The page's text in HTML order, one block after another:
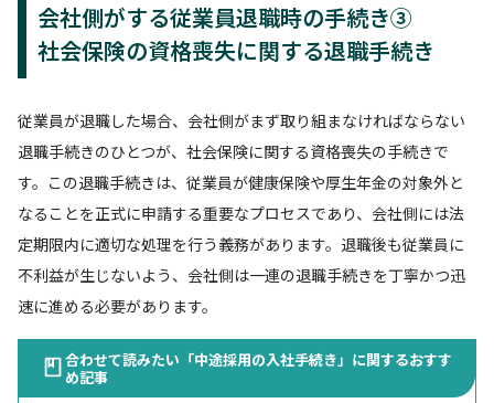
会社側がする従業員退職時の手続き③
社会保険の資格喪失に関する退職手続き
従業員が退職した場合、会社側がまず取り組まなければならない
退職手続きのひとつが、社会保険に関する資格喪失の手続きで
す。この退職手続きは、従業員が健康保険や厚生年金の対象外と
なることを正式に申請する重要なプロセスであり、会社側には法
定期限内に適切な処理を行う義務があります。退職後も従業員に
不利益が生じないよう、会社側は一連の退職手続きを丁寧かつ迅
速に進める必要があります。
合わせて読みたい「中途採用の入社手続き」に関するおすす
め記事